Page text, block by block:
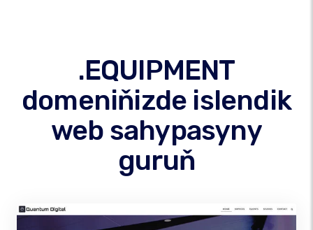
.EQUIPMENT
domeniňizde islendik
web sahypasyny
guruň